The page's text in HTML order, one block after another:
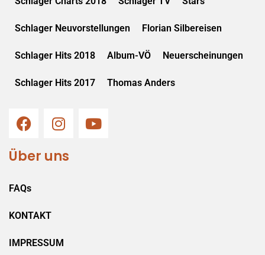
Schlager Neuvorstellungen Florian Silbereisen
Schlager Hits 2018 Album-VÖ Neuerscheinungen
Schlager Hits 2017 Thomas Anders
Über uns
FAQs
KONTAKT
IMPRESSUM